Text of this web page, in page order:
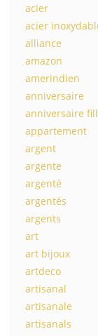
acier
acier
alliance
amazon
amerindien
anniversaire
anniversaire
appartement
argent
argente
argenté
argentés
argents
art
art bijoux
artdeco
artisanal
artisanale
artisanals